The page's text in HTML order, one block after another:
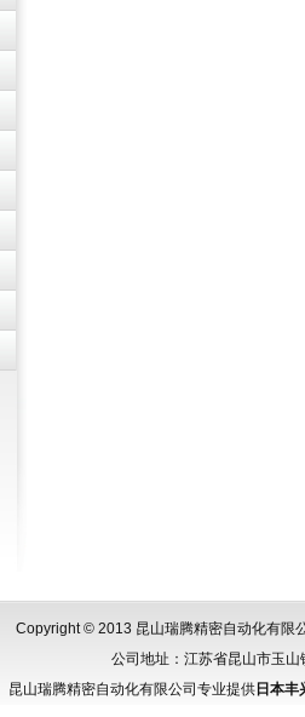
Copyright © 2013 昆山瑞腾精密自动化有限
公司地址：江苏省昆山市玉
昆山瑞腾精密自动化有限公司专业提供 日本